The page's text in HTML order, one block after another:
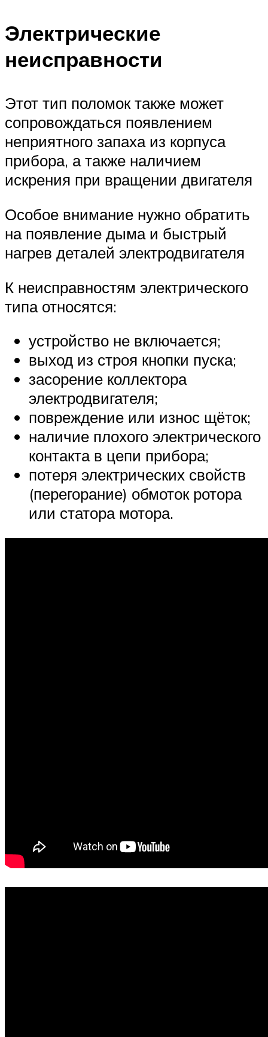
Электрические
неисправности
Этот тип поломок также может
сопровождаться появлением
неприятного запаха из корпуса
прибора, а также наличием
искрения при вращении двигателя
Особое внимание нужно обратить
на появление дыма и быстрый
нагрев деталей электродвигателя
К неисправностям электрического
типа относятся:
устройство не включается;
выход из строя кнопки пуска;
засорение коллектора
электродвигателя;
повреждение или износ щёток;
наличие плохого электрического
контакта в цепи прибора;
потеря электрических свойств
(перегорание) обмоток ротора
или статора мотора.